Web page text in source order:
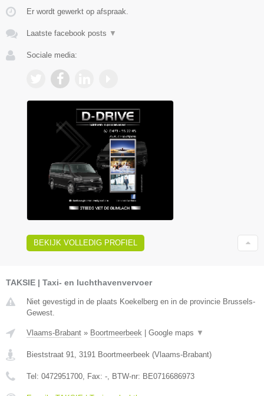
Er wordt gewerkt op afspraak.
Laatste facebook posts ▼
Sociale media:
BEKIJK VOLLEDIG PROFIEL
TAKSIE | Taxi- en luchthavenvervoer
Niet gevestigd in de plaats Koekelberg en in de provincie Brussels-
Gewest.
Vlaams-Brabant » Boortmeerbeek Google maps ▼
Bieststraat 91 3191 Boortmeerbeek (Vlaams-Brabant)
Tel: 0472951700 , Fax: - , BTW-nr: BE0716686973